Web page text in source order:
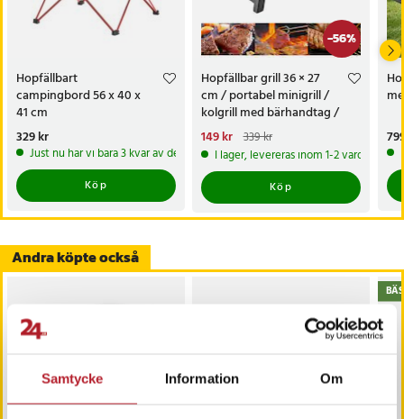
Samtycke Information Om
Hopfällbart
campingbord 56 x 40 x
41 cm
Pris:329 kr
329 kr
Just nu har vi bara 3 kvar av denna produkt
Köp
-56%
Hopfällbar grill 36 × 27
cm / portabel minigrill /
kolgrill med bärhandtag /
camping- och picknickgrill
Nuvarande pris
149 krTidigare pris:339 kr
149 kr 339 kr
I lager, levereras inom 1-2 vardagar
Köp
Andra köpte också